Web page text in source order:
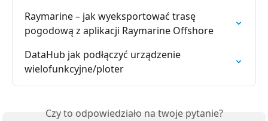
Raymarine – jak wyeksportować trasę
pogodową z aplikacji Raymarine Offshore
DataHub jak podłączyć urządzenie
wielofunkcyjne/ploter
Czy to odpowiedziało na twoje pytanie?